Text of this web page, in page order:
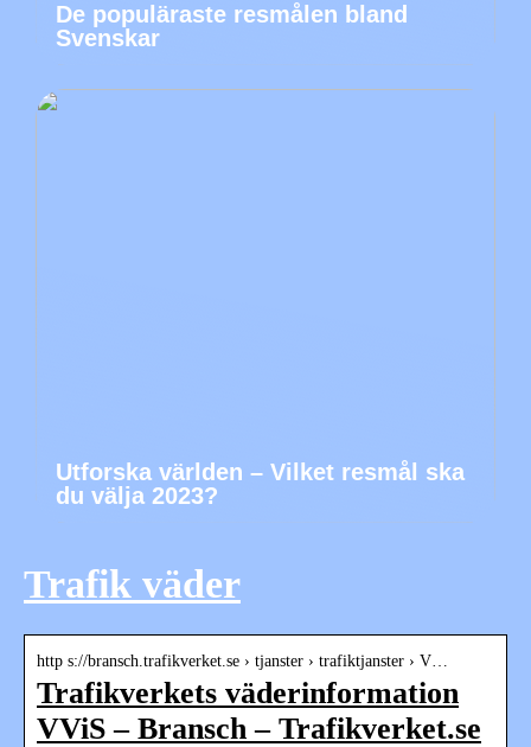
De populäraste resmålen bland
Svenskar
Utforska världen – Vilket resmål ska
du välja 2023?
Trafik väder
http s://bransch.trafikverket.se › tjanster › trafiktjanster › V…
Trafikverkets väderinformation
VViS – Bransch – Trafikverket.se